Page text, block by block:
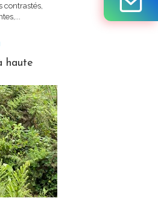
contrastés,
haute